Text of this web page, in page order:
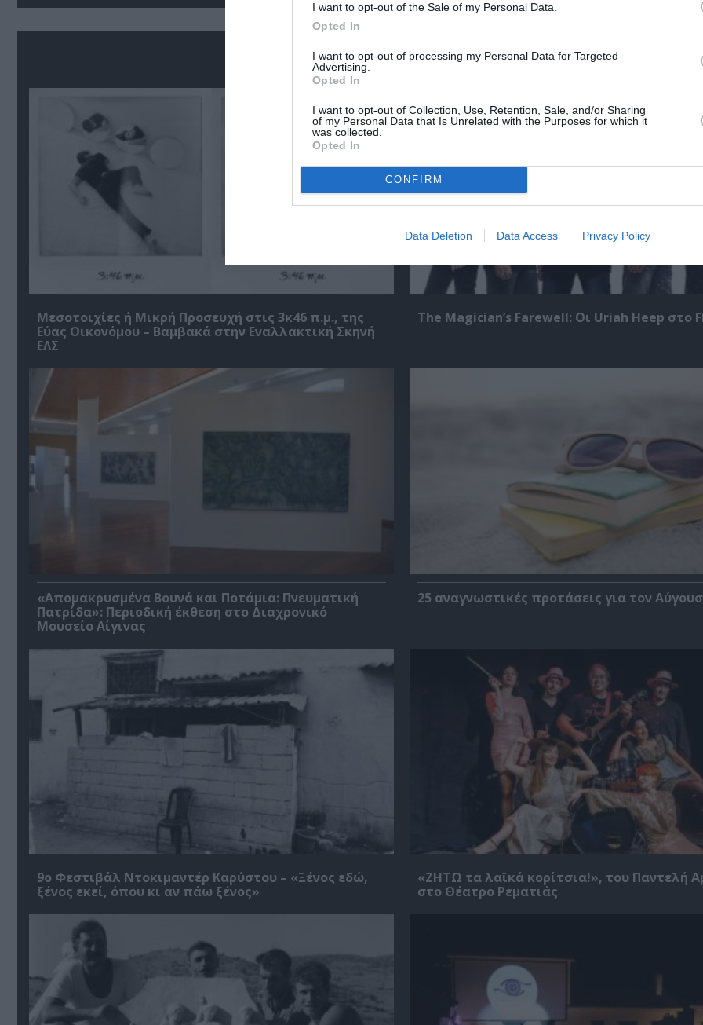
I want to opt-out of the Sale of my Personal Data.
Opted In
I want to opt-out of processing my Personal Data for Targeted
Advertising.
Opted In
I want to opt-out of Collection, Use, Retention, Sale, and/or Sharing
of my Personal Data that Is Unrelated with the Purposes for which it
was collected.
Opted In
CONFIRM
Data Deletion Data Access Privacy Policy
Τελευταία νέα
Μεσοτοιχίες ή Μικρή Προσευχή στις 3κ46 π.μ., της
Εύας Οικονόμου – Βαμβακά στην Εναλλακτική Σκηνή
ΕΛΣ
The Magician’s Farewell: Οι Uriah Heep στο
«Απομακρυσμένα Βουνά και Ποτάμια: Πνευματική
Πατρίδα»: Περιοδική έκθεση στο Διαχρονικό
Μουσείο Αίγινας
25 αναγνωστικές προτάσεις για τον
9ο Φεστιβάλ Ντοκιμαντέρ Καρύστου – «Ξένος εδώ,
ξένος εκεί, όπου κι αν πάω ξένος»
«ΖΗΤΩ τα λαϊκά κορίτσια!», του Παντελή
στο Θέατρο Ρεματιάς